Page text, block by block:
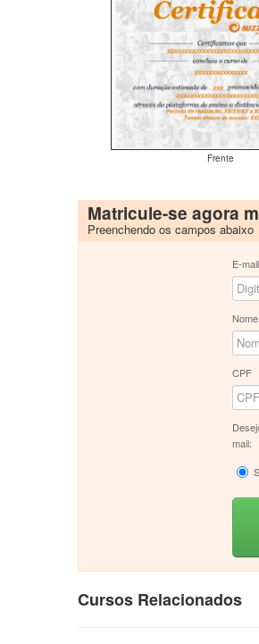
Frente
Matricule-se agora
Preenchendo os campos abaixo
E-mail
CPF
mail:
Cursos Relacionados